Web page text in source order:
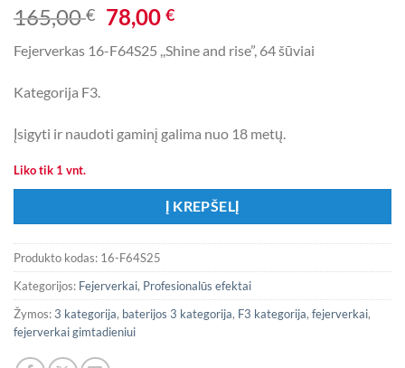
165,00€ Original
price
was:
78,00€Current
is:
Fejerverkas 16-F64S25 ,,Shine and rise”, 64 šūviai
Kategorija F3.
Įsigyti ir naudoti gaminį galima nuo 18 metų.
Liko tik 1 vnt.
Į KREPŠELĮ
Produkto kodas: 16-F64S25
Kategorijos: Fejerverkai, Profesionalūs efektai
Žymos:3 kategorija, baterijos 3 kategorija, F3 kategorija, fejerverkai,
fejerverkai gimtadieniui